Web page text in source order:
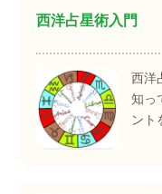
西洋占星術入門
西洋
知っ
ント